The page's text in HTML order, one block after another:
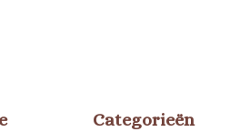
Categorieën